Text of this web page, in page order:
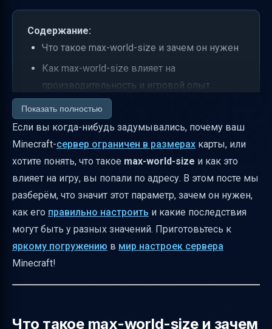
Содержание:
Что такое max-world-size и зачем он нужен
Как max-world-size влияет на
производительность и игровой опыт
Практический пример настройки max-world-
size
max-world-size и spawn-protection — в чём
разница?
Как правильно выбрать значение max-
world-size
Дополнительные советы по настройке
Важные моменты безопасности и
Показать полностью
Если вы когда-нибудь задумывались, почему ваш
Minecraft-сервер ограничен в размерах карты, или
хотите понять, что такое max-world-size и как это
влияет на игру, вы попали по адресу. В этом посте мы
разберём, что значит этот параметр, зачем он нужен,
как его правильно настроить и какие последствия
могут быть у разных значений. Приготовьтесь к
яркому погружению в мир настроек сервера
Minecraft!
Что такое max-world-size и зачем